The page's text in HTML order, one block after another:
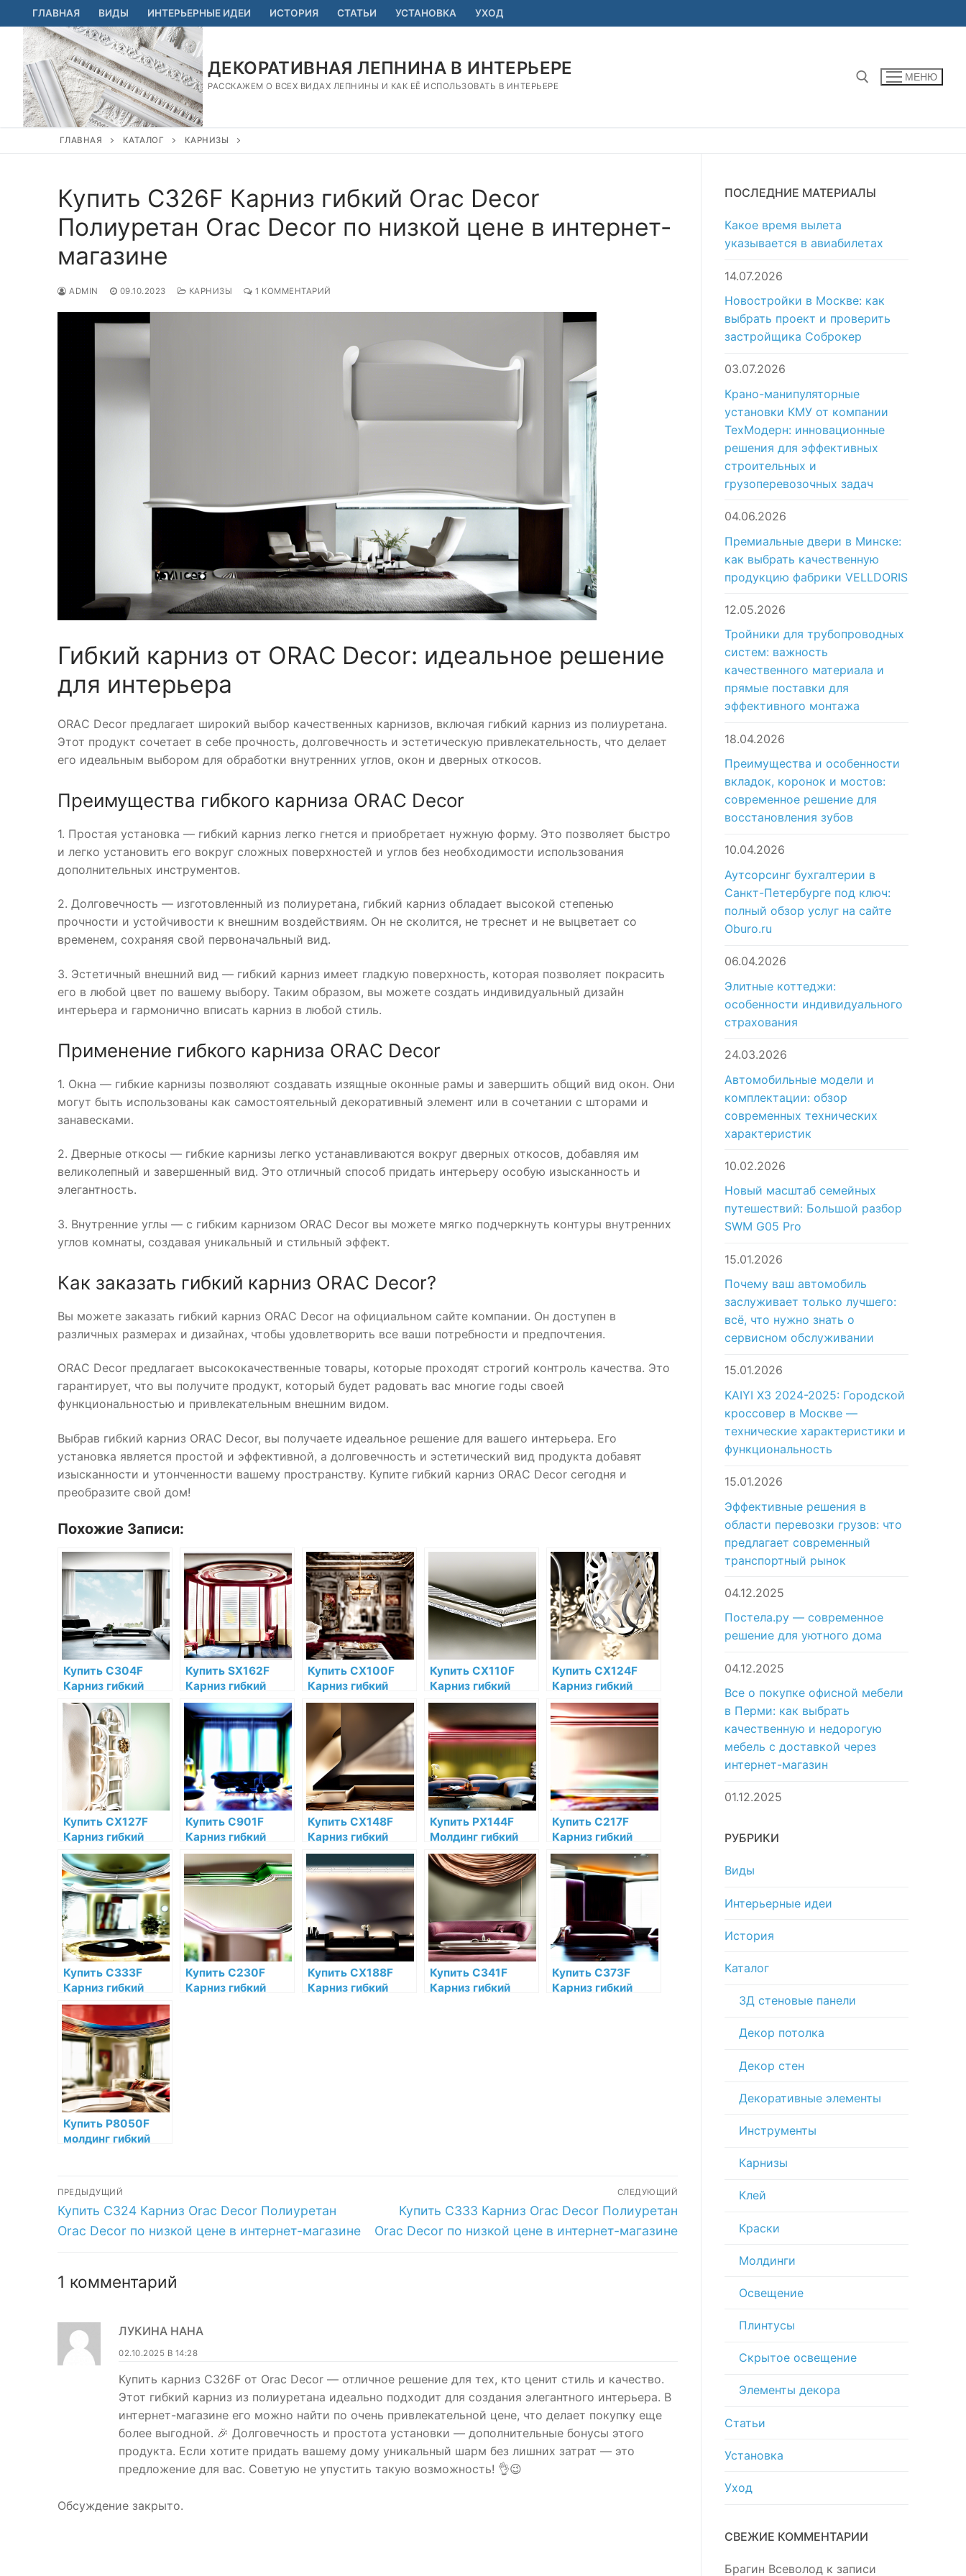
Перейти
к
содержимому
ГЛАВНАЯ ВИДЫ ИНТЕРЬЕРНЫЕ ИДЕИ ИСТОРИЯ СТАТЬИ УСТАНОВКА УХОД
ДЕКОРАТИВНАЯ ЛЕПНИНА В ИНТЕРЬЕРЕ
РАССКАЖЕМ О ВСЕХ ВИДАХ ЛЕПНИНЫ И КАК ЕЁ ИСПОЛЬЗОВАТЬ В ИНТЕРЬЕРЕ
МЕНЮ
ГЛАВНАЯ КАТАЛОГ КАРНИЗЫ
Купить C326F Карниз гибкий Orac Decor
Полиуретан Orac Decor по низкой цене в интернет-
магазине
ADMIN 09.10.2023 КАРНИЗЫ 1 КОММЕНТАРИЙ
Гибкий карниз от ORAС Decor: идеальное решение
для интерьера
ORAС Decor предлагает широкий выбор качественных карнизов, включая гибкий карниз из полиуретана.
Этот продукт сочетает в себе прочность, долговечность и эстетическую привлекательность, что делает
его идеальным выбором для обработки внутренних углов, окон и дверных откосов.
Преимущества гибкого карниза ORAС Decor
1. Простая установка — гибкий карниз легко гнется и приобретает нужную форму. Это позволяет быстро
и легко установить его вокруг сложных поверхностей и углов без необходимости использования
дополнительных инструментов.
2. Долговечность — изготовленный из полиуретана, гибкий карниз обладает высокой степенью
прочности и устойчивости к внешним воздействиям. Он не сколится, не треснет и не выцветает со
временем, сохраняя свой первоначальный вид.
3. Эстетичный внешний вид — гибкий карниз имеет гладкую поверхность, которая позволяет покрасить
его в любой цвет по вашему выбору. Таким образом, вы можете создать индивидуальный дизайн
интерьера и гармонично вписать карниз в любой стиль.
Применение гибкого карниза ORAС Decor
1. Окна — гибкие карнизы позволяют создавать изящные оконные рамы и завершить общий вид окон. Они
могут быть использованы как самостоятельный декоративный элемент или в сочетании с шторами и
занавесками.
2. Дверные откосы — гибкие карнизы легко устанавливаются вокруг дверных откосов, добавляя им
великолепный и завершенный вид. Это отличный способ придать интерьеру особую изысканность и
элегантность.
3. Внутренние углы — с гибким карнизом ORAС Decor вы можете мягко подчеркнуть контуры внутренних
углов комнаты, создавая уникальный и стильный эффект.
Как заказать гибкий карниз ORAС Decor?
Вы можете заказать гибкий карниз ORAС Decor на официальном сайте компании. Он доступен в
различных размерах и дизайнах, чтобы удовлетворить все ваши потребности и предпочтения.
ORAС Decor предлагает высококачественные товары, которые проходят строгий контроль качества. Это
гарантирует, что вы получите продукт, который будет радовать вас многие годы своей
функциональностью и привлекательным внешним видом.
Выбрав гибкий карниз ORAС Decor, вы получаете идеальное решение для вашего интерьера. Его
установка является простой и эффективной, а долговечность и эстетический вид продукта добавят
изысканности и утонченности вашему пространству. Купите гибкий карниз ORAС Decor сегодня и
преобразите свой дом!
Похожие Записи:
Купить C304F
Карниз гибкий
Orac Decor
Полиуретан Orac
Decor по низкой
цене в интернет-
магазине
Купить SX162F
Карниз гибкий
Orac Decor
Дюрополимер
Orac Decor по
низкой цене в
интернет-
магазине
Купить CX100F
Карниз гибкий
Orac Decor
Полиуретан по
низкой цене в
интернет-
магазине
Купить CX110F
Карниз гибкий
Orac Decor
Полиуретан Orac
Decor по низкой
цене в интернет-
магазине
Купить CX124F
Карниз гибкий
Orac Decor
Полиуретан по
низкой цене в
Купить CX127F
Карниз гибкий
Orac Decor
Полиуретан по
низкой цене в
интернет-
магазине
Купить C901F
Карниз гибкий
Orac Decor Orac
Decor по низкой
цене в интернет-
магазине
Купить CX148F
Карниз гибкий
Orac Decor
Полиуретан по
низкой цене в
интернет-
магазине
Купить PX144F
Молдинг гибкий
Orac Decor
Полиуретан по
низкой цене в
магазине
Купить C217F
Карниз гибкий
Orac Decor
Полиуретан Orac
Decor по низкой
цене в интернет-
магазине
Купить C333F
Карниз гибкий
Orac Decor
Полиуретан Orac
Decor по низкой
цене в интернет-
магазине
Купить C230F
Карниз гибкий
Купить CX188F
Карниз гибкий
Купить C341F
Карниз гибкий
Купить C373F
Карниз гибкий
Купить P8050F
молдинг гибкий
низкой цене в
интернет-
магазине
Навигация
по
ПРЕДЫДУЩИЙ
Предыдущая
запись:
Купить C324 Карниз Orac Decor Полиуретан
Orac Decor по низкой цене в интернет-магазине
СЛЕДУЮЩИЙ
Следующая
запись:
Купить C333 Карниз Orac Decor Полиуретан
Orac Decor по низкой цене в интернет-магазине
1 комментарий
ЛУКИНА НАНА
02.10.2025 В 14:28
Купить карниз C326F от Orac Decor — отличное решение для тех, кто ценит стиль и качество.
Этот гибкий карниз из полиуретана идеально подходит для создания элегантного интерьера. В
интернет-магазине его можно найти по очень привлекательной цене, что делает покупку еще
более выгодной. 🎉 Долговечность и простота установки — дополнительные бонусы этого
продукта. Если хотите придать вашему дому уникальный шарм без лишних затрат — это
предложение для вас. Советую не упустить такую возможность! 👌😉
Обсуждение закрыто.
ПОСЛЕДНИЕ МАТЕРИАЛЫ
Какое время вылета
указывается в авиабилетах
14.07.2026
Новостройки в Москве: как
выбрать проект и проверить
застройщика Соброкер
03.07.2026
Крано-манипуляторные
установки КМУ от компании
ТехМодерн: инновационные
решения для эффективных
строительных и
грузоперевозочных задач
04.06.2026
Премиальные двери в Минске:
как выбрать качественную
продукцию фабрики VELLDORIS
12.05.2026
Тройники для трубопроводных
систем: важность
качественного материала и
прямые поставки для
эффективного монтажа
18.04.2026
Преимущества и особенности
вкладок, коронок и мостов:
современное решение для
восстановления зубов
10.04.2026
Аутсорсинг бухгалтерии в
Санкт-Петербурге под ключ:
полный обзор услуг на сайте
Oburo.ru
06.04.2026
Элитные коттеджи:
особенности индивидуального
страхования
24.03.2026
Автомобильные модели и
комплектации: обзор
современных технических
характеристик
10.02.2026
Новый масштаб семейных
путешествий: Большой разбор
SWM G05 Pro
15.01.2026
Почему ваш автомобиль
заслуживает только лучшего:
всё, что нужно знать о
сервисном обслуживании
15.01.2026
KAIYI X3 2024-2025: Городской
кроссовер в Москве —
технические характеристики и
функциональность
15.01.2026
Эффективные решения в
области перевозки грузов: что
предлагает современный
транспортный рынок
04.12.2025
Постела.ру — современное
решение для уютного дома
04.12.2025
Все о покупке офисной мебели
в Перми: как выбрать
качественную и недорогую
мебель с доставкой через
интернет-магазин
01.12.2025
РУБРИКИ
Виды
Интерьерные идеи
История
Каталог
3Д стеновые панели
Декор потолка
Декор стен
Декоративные элементы
Инструменты
Карнизы
Клей
Краски
Молдинги
Освещение
Плинтусы
Скрытое освещение
Элементы декора
Статьи
Установка
Уход
СВЕЖИЕ КОММЕНТАРИИ
Брагин Всеволод к записи